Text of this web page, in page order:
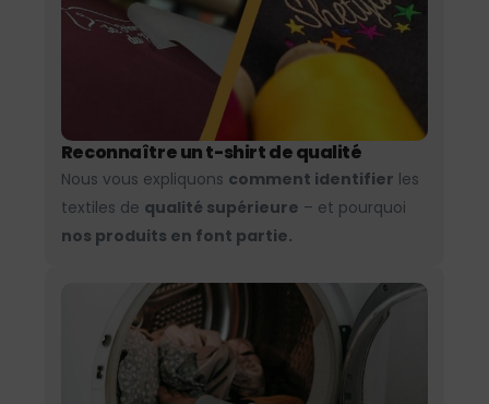
Reconnaître un t-shirt de qualité
Nous vous expliquons comment identifier les
textiles de qualité supérieure – et pourquoi
nos produits en font partie.